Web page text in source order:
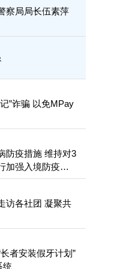
察局局长伍素萍
”诈骗 以免MPay
防疫措施 维持对3
加强入境防疫措
访各社团 凝聚共
者安装假牙计划”
统